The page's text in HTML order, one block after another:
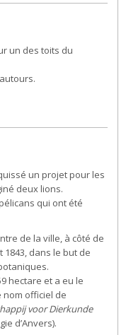
un des toits du
un projet pour les
deux lions.
qui ont été
de la ville, à côté de
dans le but de
hectare et a eu le
officiel de
voor Dierkunde
d’Anvers).